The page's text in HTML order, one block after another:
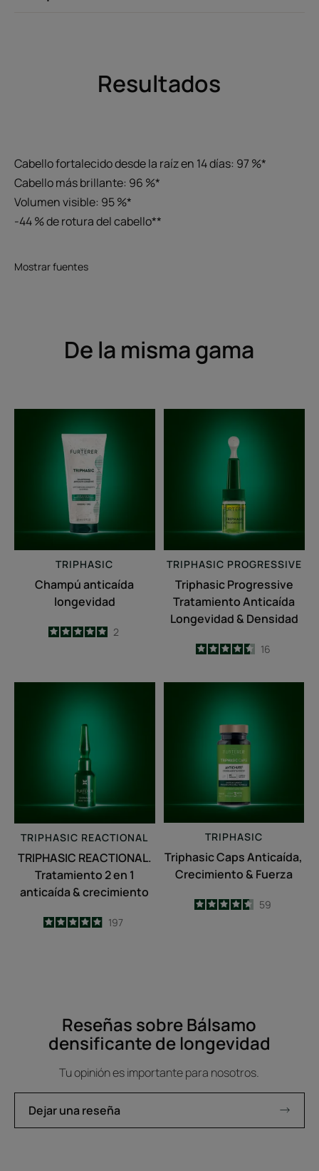
Resultados
Cabello fortalecido desde la raíz en 14 días: 97 %*
Cabello más brillante: 96 %*
Volumen visible: 95 %*
-44 % de rotura del cabello**
Mostrar fuentes
De la misma gama
anticaída
longevidad
TRIPHASIC
Champú anticaída
longevidad
5
/5
2
Progressive
Tratamiento
Anticaída
Longevidad
&
Densidad
TRIPHASIC PROGRESSIVE
Triphasic Progressive
Tratamiento Anticaída
Longevidad & Densidad
4.5
/5
16
Tratamiento
2
en
1
anticaída
&
crecimiento
TRIPHASIC REACTIONAL
TRIPHASIC REACTIONAL.
Tratamiento 2 en 1
anticaída & crecimiento
4.9
/5
197
Anticaída,
Crecimiento
&
Fuerza
TRIPHASIC
Triphasic Caps Anticaída,
Crecimiento & Fuerza
4.6
/5
59
Reseñas sobre Bálsamo
densificante de longevidad
Tu opinión es importante para nosotros.
Dejar una reseña